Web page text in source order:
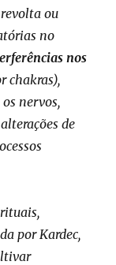
ou
no
nos
chakras),
nervos,
de
por Kardec,